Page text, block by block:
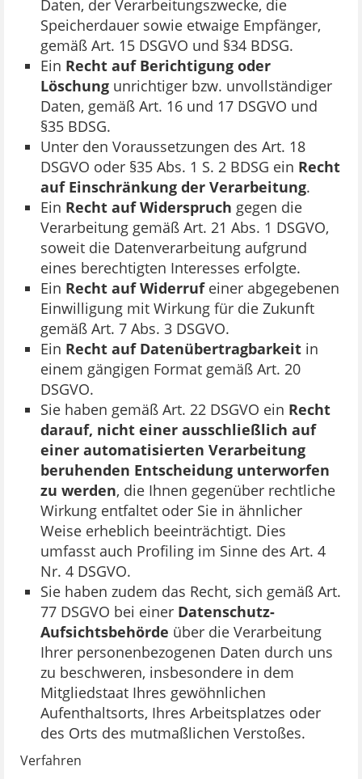
Daten, der Verarbeitungszwecke, die
Speicherdauer sowie etwaige Empfänger,
gemäß Art. 15 DSGVO und §34 BDSG.
Ein Recht auf Berichtigung oder
Löschung unrichtiger bzw. unvollständiger
Daten, gemäß Art. 16 und 17 DSGVO und
§35 BDSG.
Unter den Voraussetzungen des Art. 18
DSGVO oder §35 Abs. 1 S. 2 BDSG ein Recht
auf Einschränkung der Verarbeitung.
Ein Recht auf Widerspruch gegen die
Verarbeitung gemäß Art. 21 Abs. 1 DSGVO,
soweit die Datenverarbeitung aufgrund
eines berechtigten Interesses erfolgte.
Ein Recht auf Widerrufeiner abgegebenen
Einwilligung mit Wirkung für die Zukunft
gemäß Art. 7 Abs. 3 DSGVO.
Ein Recht auf Datenübertragbarkeit in
einem gängigen Format gemäß Art. 20
DSGVO.
Sie haben gemäß Art. 22 DSGVO ein Recht
darauf, nicht einer ausschließlich auf
einer automatisierten Verarbeitung
beruhenden Entscheidung unterworfen
zu werden, die Ihnen gegenüber rechtliche
Wirkung entfaltet oder Sie in ähnlicher
Weise erheblich beeinträchtigt. Dies
umfasst auch Profiling im Sinne des Art. 4
Nr. 4 DSGVO.
Sie haben zudem das Recht, sich gemäß Art.
77 DSGVO bei einer Datenschutz-
Aufsichtsbehörde über die Verarbeitung
Ihrer personenbezogenen Daten durch uns
zu beschweren, insbesondere in dem
Mitgliedstaat Ihres gewöhnlichen
Aufenthaltsorts, Ihres Arbeitsplatzes oder
des Orts des mutmaßlichen Verstoßes.
Verfahren